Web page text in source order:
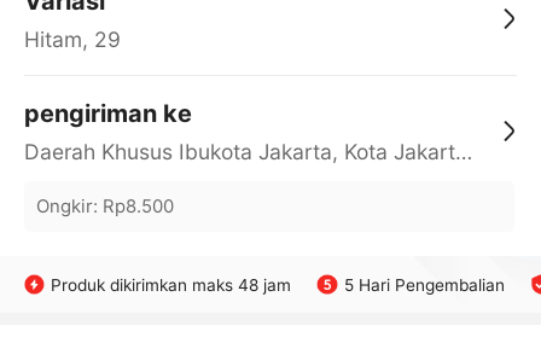
Hitam, 29
pengiriman ke
Daerah Khusus Ibukota Jakarta, Kota Jakarta Barat, Cengkareng, yy
Ongkir: Rp8.500
Produk dikirimkan maks 48 jam 5 Hari Pengembalian